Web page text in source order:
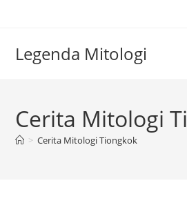
Legenda Mitologi
Cerita Mitologi
> Cerita Mitologi Tiongkok